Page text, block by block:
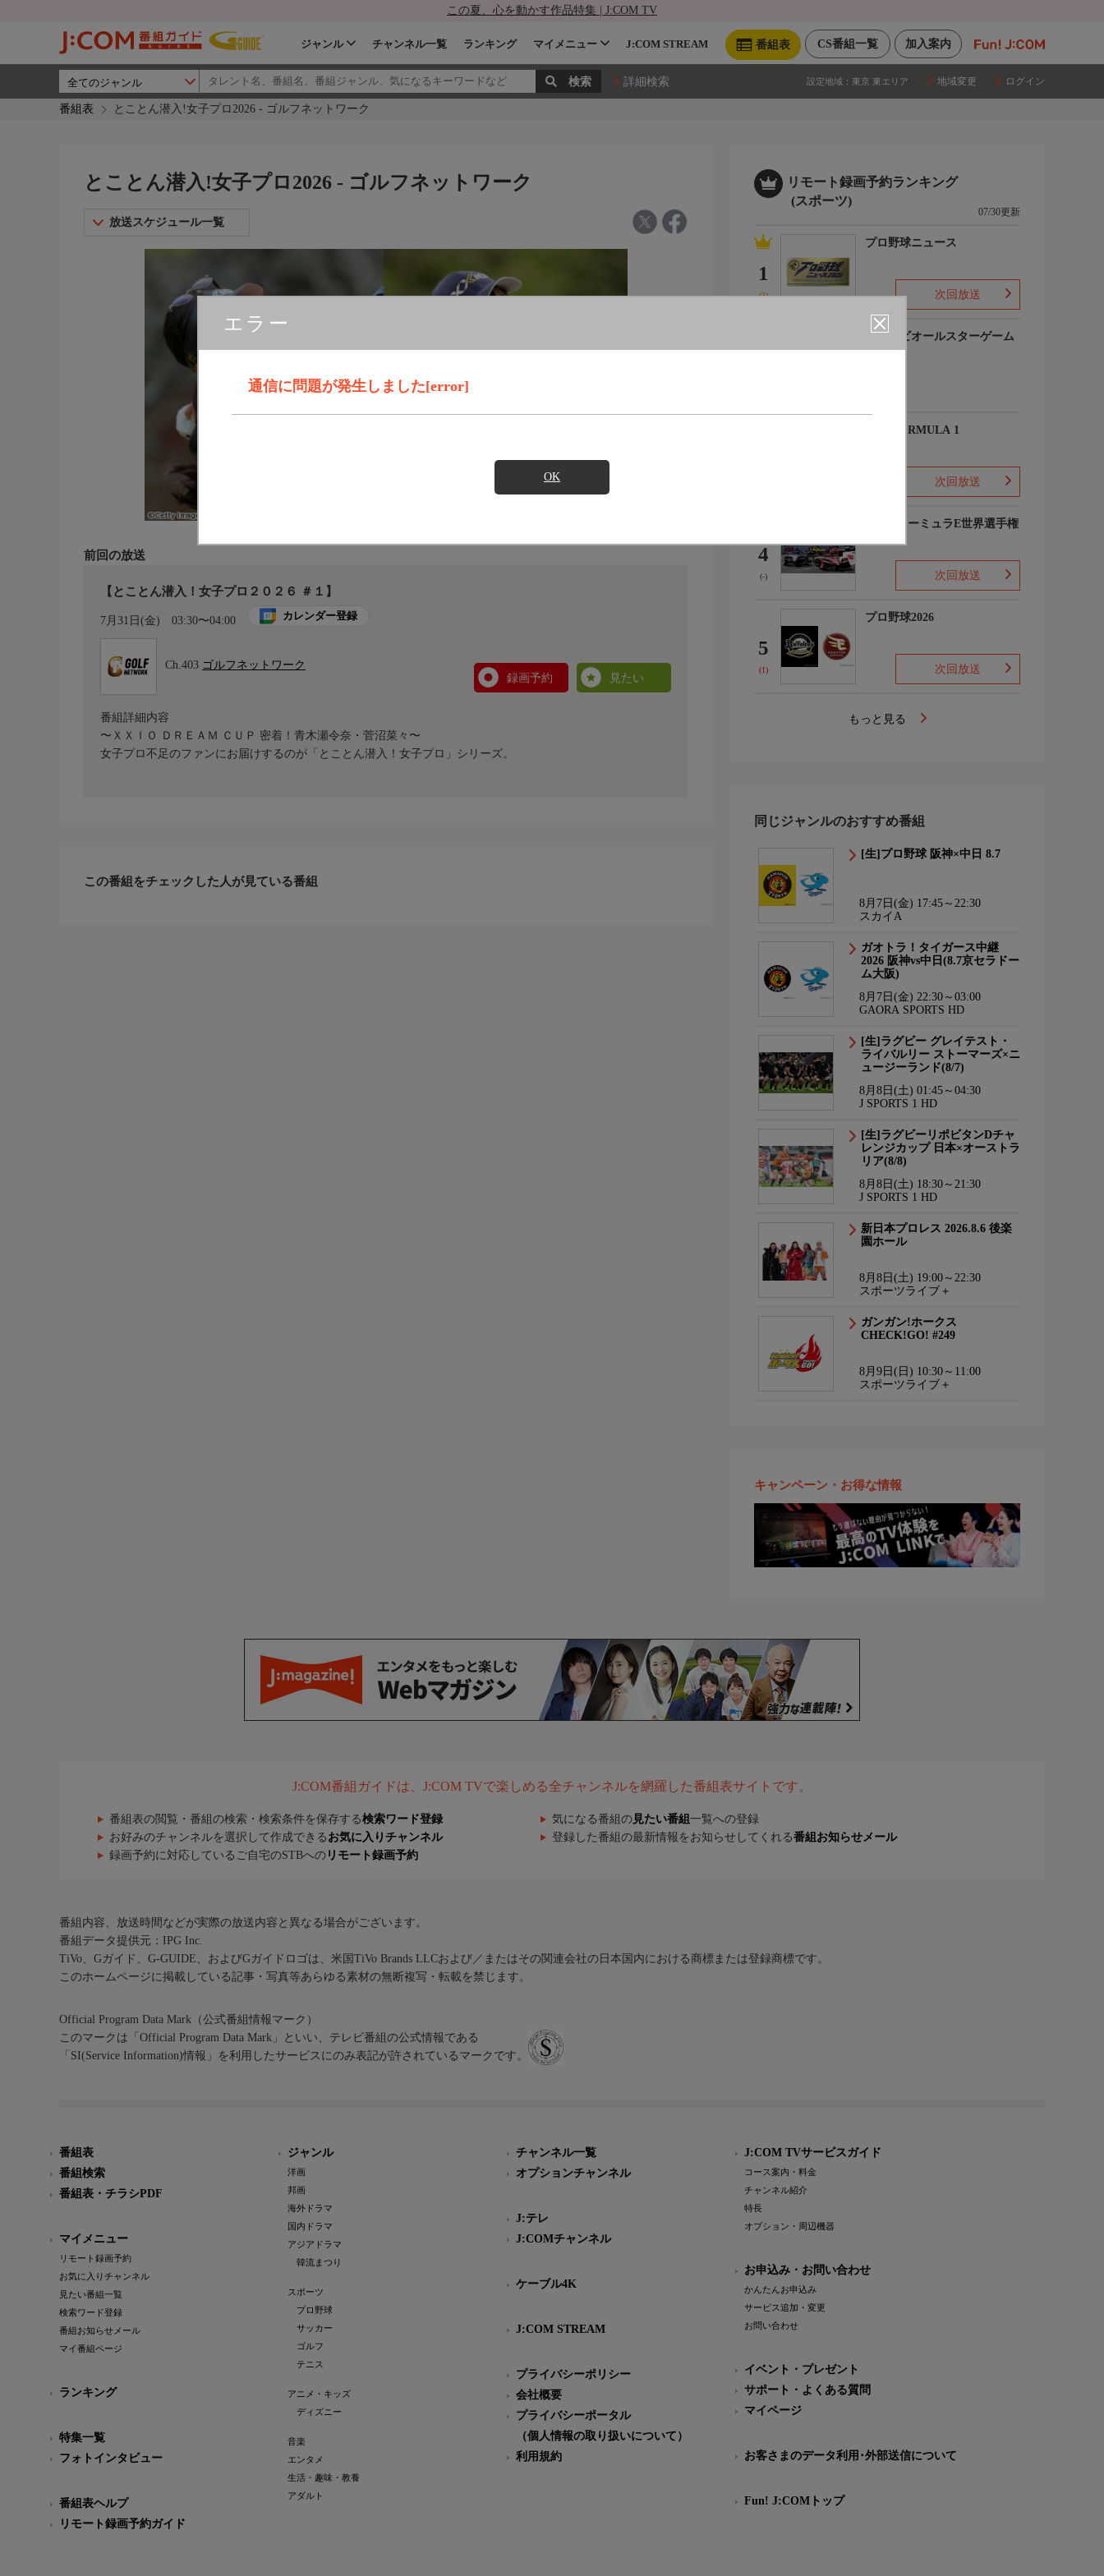
この夏、心を動かす作品特集 | J:COM TV
加入案内
CS番組一覧
番組表
ジャンル チャンネル一覧 ランキング マイメニュー J:COM STREAM
詳細検索 設定地域： 東京 東エリア 地域変更 ログイン
番組表 とことん潜入!女子プロ2026 - ゴルフネットワーク
エラー
通信に問題が発生しました[error]
OK
とことん潜入!女子プロ2026 - ゴルフネットワーク
放送スケジュール一覧
前回の放送
【とことん潜入！女子プロ２０２６ ＃１】
7月31日(金) 03:30〜04:00 カレンダー登録
Ch.403 ゴルフネットワーク
録画予約
見たい
番組詳細内容
〜ＸＸＩＯ ＤＲＥＡＭ ＣＵＰ 密着！青木瀬令奈・菅沼菜々〜
女子プロ不足のファンにお届けするのが「とことん潜入！女子プロ」シリーズ。
この番組をチェックした人が見ている番組
リモート録画予約ランキング
(スポーツ)
07/30更新
1
(3)
プロ野球ニュース
次回放送
マイナビオールスターゲーム
2026 FORMULA 1
次回放送
4
(-)
FIAフォーミュラE世界選手権
2025/26
次回放送
5
(1)
プロ野球2026
次回放送
もっと見る
同じジャンルのおすすめ番組
[生]プロ野球 阪神×中日 8.7
8月7日(金) 17:45～22:30
スカイA
ガオトラ！タイガース中継
2026 阪神vs中日(8.7京セラドー
ム大阪)
8月7日(金) 22:30～03:00
GAORA SPORTS HD
[生]ラグビー グレイテスト・
ライバルリー ストーマーズ×ニ
ュージーランド(8/7)
8月8日(土) 01:45～04:30
J SPORTS 1 HD
[生]ラグビーリポビタンDチャ
レンジカップ 日本×オーストラ
リア(8/8)
8月8日(土) 18:30～21:30
J SPORTS 1 HD
新日本プロレス 2026.8.6 後楽
園ホール
8月8日(土) 19:00～22:30
スポーツライブ＋
ガンガン!ホークス
CHECK!GO! #249
8月9日(日) 10:30～11:00
スポーツライブ＋
キャンペーン・お得な情報
J:COM番組ガイドは、J:COM TVで楽しめる全チャンネルを網羅した番組表サイトです。
番組表の閲覧・番組の検索・検索条件を保存する検索ワード登録 気になる番組の 見たい番組 一覧への登録
お好みのチャンネルを選択して作成できる お気に入りチャンネル 登録した番組の最新情報をお知らせしてくれる番組お知らせメール
録画予約に対応しているご自宅のSTBへの リモート録画予約
番組内容、放送時間などが実際の放送内容と異なる場合がございます。
番組データ提供元：IPG Inc.
TiVo、Gガイド、G-GUIDE、およびGガイドロゴは、米国TiVo Brands LLCおよび／またはその関連会社の日本国内における商標または登録商標です。
このホームページに掲載している記事・写真等あらゆる素材の無断複写・転載を禁じます。
Official Program Data Mark（公式番組情報マーク）
このマークは「Official Program Data Mark」といい、テレビ番組の公式情報である
「SI(Service Information)情報」を利用したサービスにのみ表記が許されているマークです。
番組表
番組検索
番組表・チラシPDF
マイメニュー
リモート録画予約
お気に入りチャンネル
見たい番組一覧
検索ワード登録
番組お知らせメール
マイ番組ページ
ランキング
特集一覧
フォトインタビュー
番組表ヘルプ
リモート録画予約ガイド
ジャンル
洋画
邦画
海外ドラマ
国内ドラマ
アジアドラマ
韓流まつり
スポーツ
プロ野球
サッカー
ゴルフ
テニス
アニメ・キッズ
ディズニー
音楽
エンタメ
生活・趣味・教養
アダルト
チャンネル一覧
オプションチャンネル
J:テレ
J:COMチャンネル
ケーブル4K
J:COM STREAM
プライバシーポリシー
会社概要
プライバシーポータル
（個人情報の取り扱いについて）
利用規約
J:COM TVサービスガイド
コース案内・料金
チャンネル紹介
特長
オプション・周辺機器
お申込み・お問い合わせ
かんたんお申込み
サービス追加・変更
お問い合わせ
イベント・プレゼント
サポート・よくある質問
マイページ
お客さまのデータ利用･外部送信について
Fun! J:COMトップ